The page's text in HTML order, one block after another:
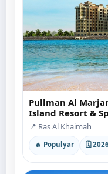
Pullman Al
Island Resort &
📍 Ras Al Khaimah
🔥 Populyar 🗓